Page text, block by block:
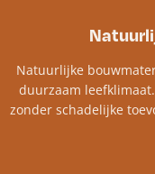
Natuurlijke
duurzaam
zonder schadelijke